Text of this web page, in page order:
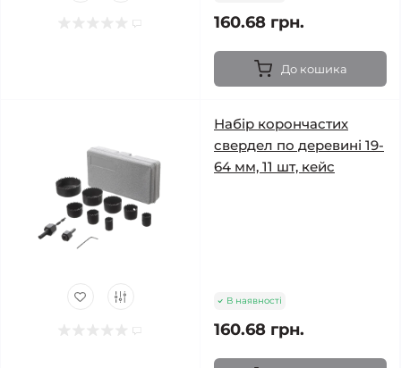
160.68 грн.
До кошика
Набір корончастих
свердел по деревині 19-
64 мм, 11 шт, кейс
В наявності
160.68 грн.